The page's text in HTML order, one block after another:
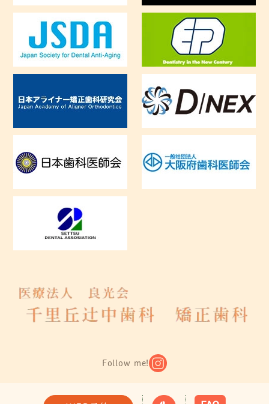
Follow me!
Copyright © 千里丘辻中歯科・矯正歯科 All Rights